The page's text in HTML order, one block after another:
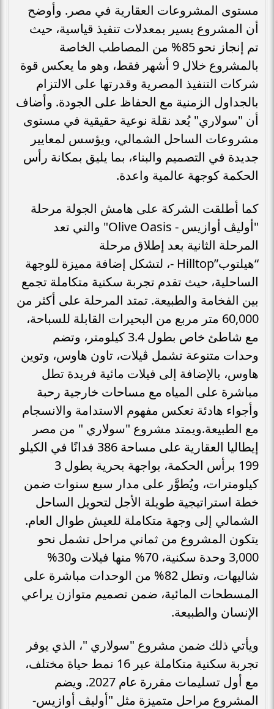
مستوى المشروعات العقارية في مصر. وأوضح
أن المشروع يسير بمعدلات تنفيذ قياسية، حيث
تم إنجاز نحو 85% من المصاطب الخاصة
بالمشروع خلال 9 أشهر فقط، وهو ما يعكس قوة
شركات التنفيذ المصرية وقدرتها على الالتزام
بالجداول الزمنية مع الحفاظ على الجودة. وأضاف
أن "سولاري" يُعد نقلة نوعية حقيقية في مستوى
مشروعات الساحل الشمالي، ويؤسس لمعايير
جديدة في التصميم والبناء، بما يليق بمكانة رأس
الحكمة كوجهة عالمية واعدة.
كما أطلقت الشركة على هامش الجولة مرحلة
"أوليڤ أوازيس - Olive Oasis" والتي تعد
المرحلة الثانية بعد إطلاق مرحلة
“هيلتوب”Hilltop -، لتشكل إضافة مميزة للوجهة
الساحلية، حيث تقدم تجربة سكنية متكاملة تجمع
بين الفخامة والطبيعة. تمتد المرحلة على أكثر من
60,000 متر مربع من البحيرات القابلة للسباحة،
مع شاطئ خاص بطول 3.4 كيلومتر، وتضم
وحدات متنوعة تشمل ڤيلات، تاون هاوس، وتوين
هاوس، بالإضافة إلى فيلات مائية فريدة تطل
مباشرة على المياه مع مساحات خارجية رحبة
وأجواء هادئة تعكس مفهوم الاستدامة والانسجام
مع الطبيعة.ويمتد مشروع "سولاري " من مصر
إيطاليا العقارية على مساحة 386 فدانًا في الكيلو
199 برأس الحكمة، بواجهة بحرية بطول 3
كيلومترات، ويُطوَّر على مدار سبع سنوات ضمن
خطة استراتيجية طويلة الأجل لتحويل الساحل
الشمالي إلى وجهة متكاملة للعيش طوال العام.
يتكون المشروع من ثماني مراحل تشمل نحو
3,000 وحدة سكنية، 70% منها فيلات و30%
شاليهات، وتطل 82% من الوحدات مباشرة على
المسطحات المائية، ضمن تصميم متوازن يراعي
الإنسان والطبيعة.
ويأتي ذلك ضمن مشروع "سولاري "، الذي يوفر
تجربة سكنية متكاملة عبر 16 نمط حياة مختلف،
مع أول تسليمات مقررة عام 2027. ويضم
المشروع مراحل متميزة مثل "أوليڤ أوازيس-